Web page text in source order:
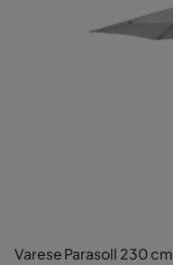
Varese Parasoll 230 cm